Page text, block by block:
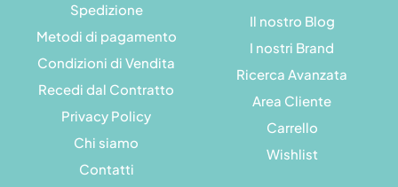
Spedizione
Metodi di pagamento
Condizioni di Vendita
Recedi dal Contratto
Privacy Policy
Chi siamo
Contatti
Il nostro Blog
I nostri Brand
Ricerca Avanzata
Area Cliente
Carrello
Wishlist